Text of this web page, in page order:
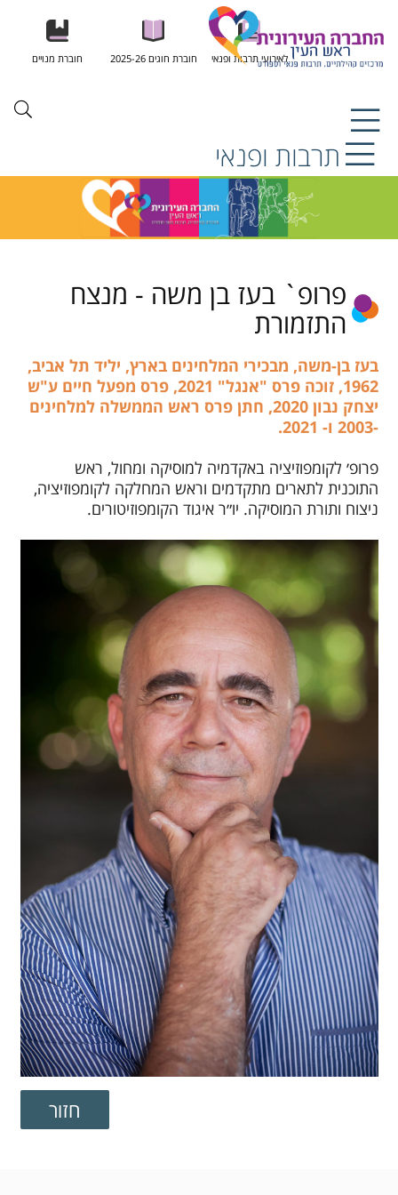
לאירועי תרבות ופנאי חוברת חוגים 2025-26 חוברת מנויים
תרבות ופנאי
פרופ` בעז בן משה - מנצח
התזמורת
בעז בן-משה, מבכירי המלחינים בארץ, יליד תל אביב,
1962, זוכה פרס "אנגל" 2021, פרס מפעל חיים ע"ש
יצחק נבון 2020, חתן פרס ראש הממשלה למלחינים
-2003 ו- 2021
.
פרופ׳ לקומפוזיציה באקדמיה למוסיקה ומחול, ראש
התוכנית לתארים מתקדמים וראש המחלקה לקומפוזיציה,
ניצוח ותורת המוסיקה. יו״ר איגוד הקומפוזיטורים.